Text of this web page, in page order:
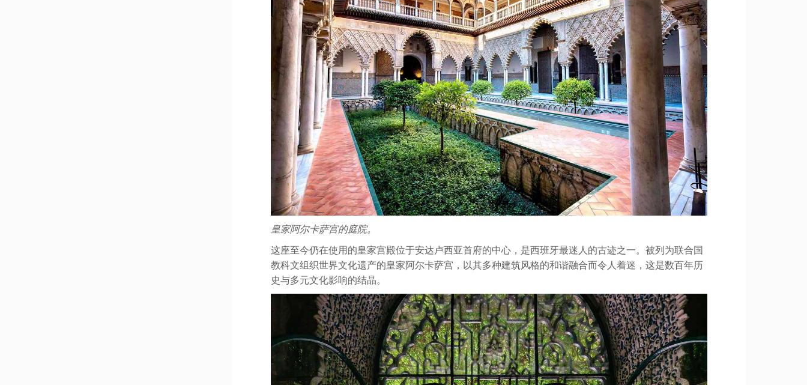
皇家阿尔卡萨宫的庭院。
这座至今仍在使用的皇家宫殿位于安达卢西亚首府的中心，是西班牙最迷人的古迹之一。被列为联合国
教科文组织世界文化遗产的皇家阿尔卡萨宫，以其多种建筑风格的和谐融合而令人着迷，这是数百年历
史与多元文化影响的结晶。